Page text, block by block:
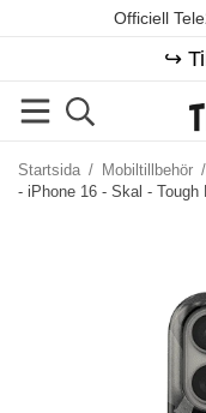
Officiell
↪️
Startsida / Mobiltillbehör /
- iPhone 16 - Skal -